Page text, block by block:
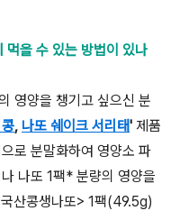
먹을 수 있는 방법이 있나
영양을 챙기고 싶으신 분
, 나또 쉐이크 서리태' 제품
로 분말화하여 영양소 파
나또 1팩* 분량의 영양을
국산콩생나또> 1팩(49.5g)